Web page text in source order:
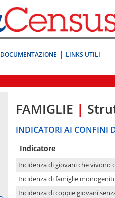
DOCUMENTAZIONE LINKS UTILI
FAMIGLIE |
INDICATORI AI CONFINI
Indicatore
Incidenza di giovani che vivono
Incidenza di famiglie
Incidenza di coppie giovani